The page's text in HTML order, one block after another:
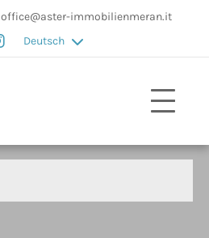
office@aster-immobilienmeran.it
Deutsch